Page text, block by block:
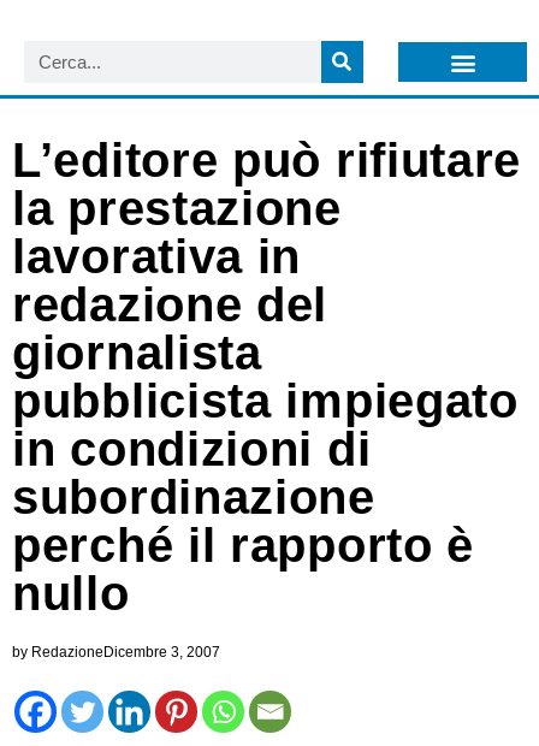
L’editore può rifiutare
la prestazione
lavorativa in
redazione del
giornalista
pubblicista impiegato
in condizioni di
subordinazione
perché il rapporto è
nullo
by Redazione Dicembre 3, 2007